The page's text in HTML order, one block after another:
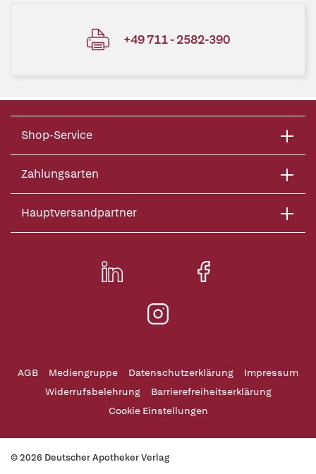
+49 711 - 2582-390
Shop-Service
Zahlungsarten
Hauptversandpartner
AGB Mediengruppe Datenschutzerklärung
Impressum
Widerrufsbelehrung
Barrierefreiheitserklärung
Cookie Einstellungen
© 2026 Deutscher Apotheker Verlag